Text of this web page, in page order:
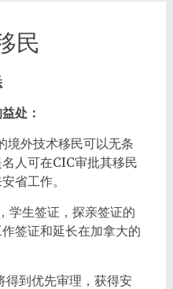
民
处：
境外技术移民可以无条
人可在CIC审批其移民
省工作。
学生签证，探亲签证的
签证和延长在加拿大的
得到优先审理，获得安